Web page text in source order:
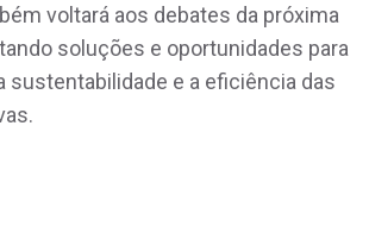
voltará aos debates da próxima
soluções e oportunidades para
sustentabilidade e a eficiência das